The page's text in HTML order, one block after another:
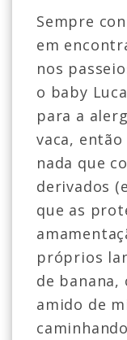
Sempre
em
nos
o baby
para a
vaca,
nada que
derivados
que as
próprios
de
amido de